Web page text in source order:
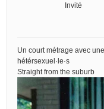
Invité
Un court métrage avec
hétérsexuel·le·s
Straight from the suburb